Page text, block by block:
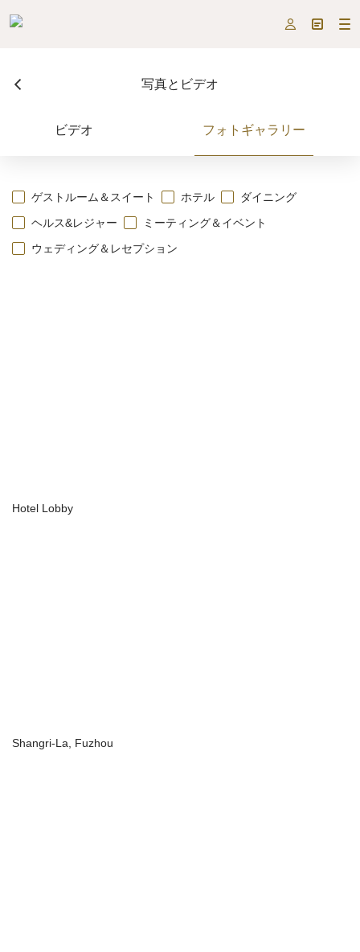
  
写真とビデオ
ビデオ フォトギャラリー
ゲストルーム＆スイート ホテル
ダイニング
ヘルス&レジャー
ミーティング＆イベント
ウェディング＆レセプション
Hotel Lobby
Shangri-La, Fuzhou